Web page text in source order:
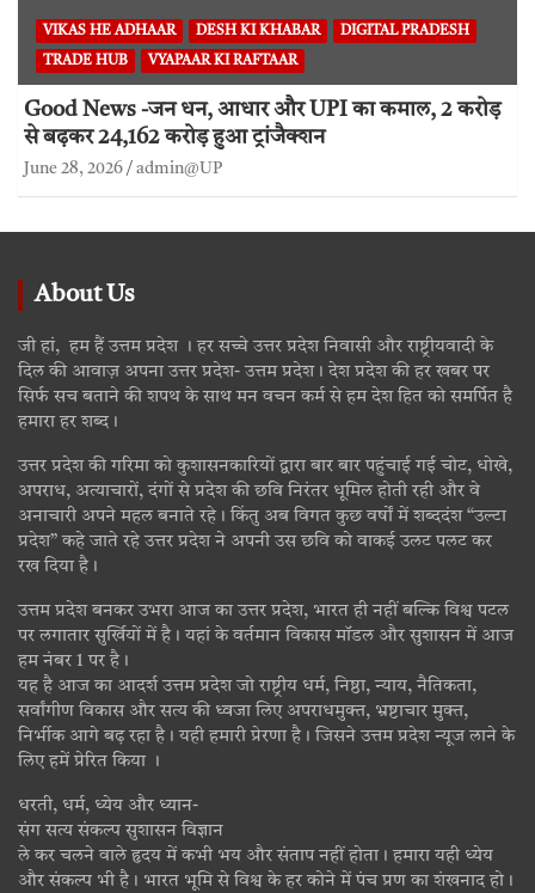
VIKAS HE ADHAAR DESH KI KHABAR DIGITAL PRADESH
TRADE HUB VYAPAAR KI RAFTAAR
Good News -जन धन, आधार और UPI का कमाल, 2 करोड़
से बढ़कर 24,162 करोड़ हुआ ट्रांजैक्शन
June 28, 2026 admin@UP
About Us
जी हां, हम हैं उत्तम प्रदेश । हर सच्चे उत्तर प्रदेश निवासी और राष्ट्रीयवादी के
दिल की आवाज़ अपना उत्तर प्रदेश- उत्तम प्रदेश। देश प्रदेश की हर खबर पर
सिर्फ सच बताने की शपथ के साथ मन वचन कर्म से हम देश हित को समर्पित है
हमारा हर शब्द।
उत्तर प्रदेश की गरिमा को कुशासनकारियों द्वारा बार बार पहुंचाई गई चोट, धोखे,
अपराध, अत्याचारों, दंगों से प्रदेश की छवि निरंतर धूमिल होती रही और वे
अनाचारी अपने महल बनाते रहे। किंतु अब विगत कुछ वर्षों में शब्ददंश “उल्टा
प्रदेश” कहे जाते रहे उत्तर प्रदेश ने अपनी उस छवि को वाकई उलट पलट कर
रख दिया है।
उत्तम प्रदेश बनकर उभरा आज का उत्तर प्रदेश, भारत ही नहीं बल्कि विश्व पटल
पर लगातार सुर्खियों में है। यहां के वर्तमान विकास मॉडल और सुशासन में आज
हम नंबर 1 पर है।
यह है आज का आदर्श उत्तम प्रदेश जो राष्ट्रीय धर्म, निष्ठा, न्याय, नैतिकता,
सर्वांगीण विकास और सत्य की ध्वजा लिए अपराधमुक्त, भ्रष्टाचार मुक्त,
निर्भीक आगे बढ़ रहा है। यही हमारी प्रेरणा है। जिसने उत्तम प्रदेश न्यूज लाने के
लिए हमें प्रेरित किया ।
धरती, धर्म, ध्येय और ध्यान-
संग सत्य संकल्प सुशासन विज्ञान
ले कर चलने वाले हृदय में कभी भय और संताप नहीं होता। हमारा यही ध्येय
और संकल्प भी है। भारत भूमि से विश्व के हर कोने में पंच प्रण का शंखनाद हो।